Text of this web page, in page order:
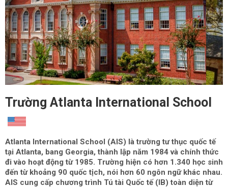
Trường Atlanta International School
Atlanta International School (AIS) là trường tư thục quốc tế
tại Atlanta, bang Georgia, thành lập năm 1984 và chính thức
đi vào hoạt động từ 1985. Trường hiện có hơn 1.340 học sinh
đến từ khoảng 90 quốc tịch, nói hơn 60 ngôn ngữ khác nhau.
AIS cung cấp chương trình Tú tài Quốc tế (IB) toàn diện từ